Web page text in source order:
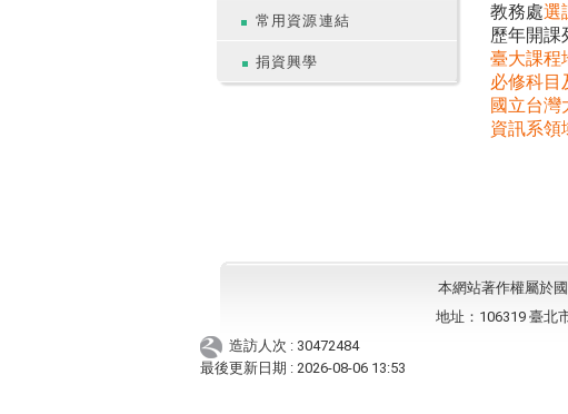
常用資源連結
捐資興學
教務處選
歷年開課
臺大課程
必修科目
國立台灣
資訊系領
本網站著作權屬於
地址：106319 臺北
造訪人次 : 30472484
最後更新日期 : 2026-08-06 13:53